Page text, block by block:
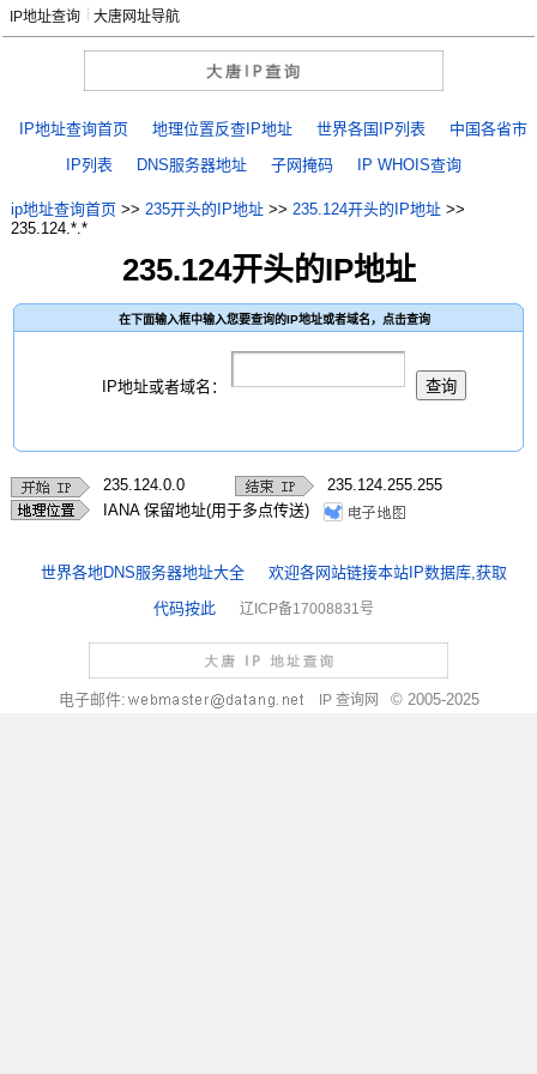
大唐网址导航
IP地址查询
IP地址查询首页 地理位置反查IP地址 世界各国IP列表
中国各省市
IP列表
DNS服务器地址 子网掩码 IP WHOIS查询
ip地址查询首页>> 235开头的IP地址>> 235.124开头的IP地址>>
235.124.*.*
235.124开头的IP地址
在下面输入框中输入您要查询的IP地址或者域名，点击查询
IP地址或者域名：
235.124.0.0
235.124.255.255
IANA 保留地址(用于多点传送)
世界各地DNS服务器地址大全
欢迎各网站链接本站IP数据库,获取
代码按此
辽ICP备17008831号
电子邮件: IP 查询网 © 2005-2025